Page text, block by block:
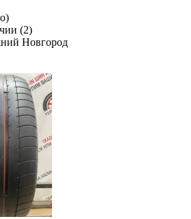
(2)
Новгород